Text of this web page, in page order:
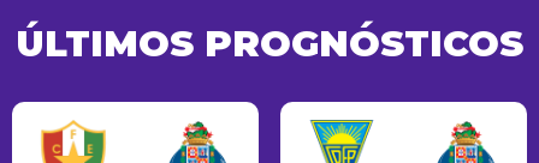
ÚLTIMOS PROGNÓSTICOS